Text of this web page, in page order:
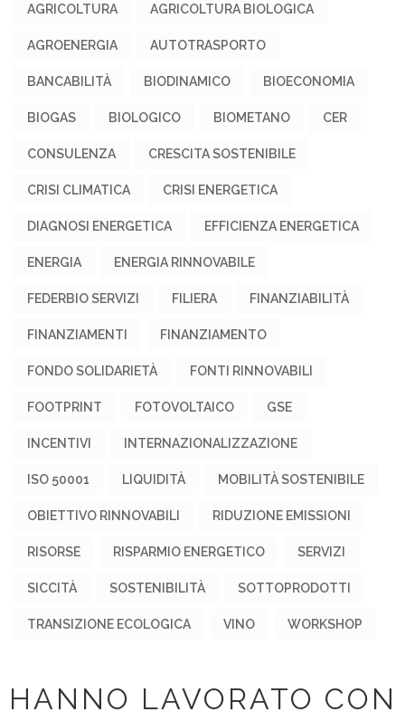
AGRICOLTURA AGRICOLTURA BIOLOGICA
AGROENERGIA AUTOTRASPORTO
BANCABILITÀ BIODINAMICO BIOECONOMIA
BIOGAS BIOLOGICO BIOMETANO CER
CONSULENZA CRESCITA SOSTENIBILE
CRISI CLIMATICA CRISI ENERGETICA
DIAGNOSI ENERGETICA EFFICIENZA ENERGETICA
ENERGIA ENERGIA RINNOVABILE
FEDERBIO SERVIZI FILIERA FINANZIABILITÀ
FINANZIAMENTI FINANZIAMENTO
FONDO SOLIDARIETÀ FONTI RINNOVABILI
FOOTPRINT FOTOVOLTAICO GSE
INCENTIVI INTERNAZIONALIZZAZIONE
ISO 50001 LIQUIDITÀ MOBILITÀ SOSTENIBILE
OBIETTIVO RINNOVABILI RIDUZIONE EMISSIONI
RISORSE RISPARMIO ENERGETICO SERVIZI
SICCITÀ SOSTENIBILITÀ SOTTOPRODOTTI
TRANSIZIONE ECOLOGICA VINO WORKSHOP
HANNO LAVORATO CON